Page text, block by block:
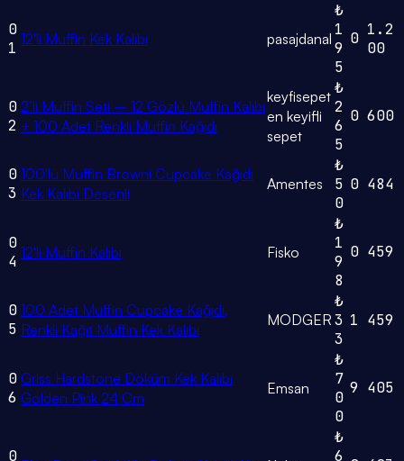
0
1 12'li Muffin Kek Kalıbı pasajdanal
₺
1
9
5
0 1.2
00
0
2
2’li Muffin Seti – 12 Gözlü Muffin Kalıbı
+ 100 Adet Renkli Muffin Kağıdı
keyfisepet
en keyifli
sepet
₺
2
6
5
0 600
0
3
100'lü Muffin Browni Cupcake Kağıdı
Kek Kalıbı Desenli
Amentes
₺
5
0
0 484
0
4 12'li Muffin Kalıbı Fisko
₺
1
9
8
0 459
0
5
100 Adet Muffin Cupcake Kağıdı,
Renkli Kağıt Muffin Kek Kalıbı
MODGER
₺
3
3
1 459
0
6
Griss Hardstone Döküm Kek Kalıbı
Golden Pink 24 Cm
Emsan
₺
7
0
0
9 405
0
₺
6